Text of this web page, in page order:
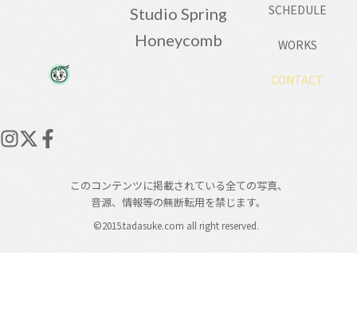
Studio Spring
Honeycomb
SCHEDULE
WORKS
CONTACT
このコンテンツに掲載されている全ての写真、
音源、情報等の無断転用を禁じます。
©2015.tadasuke.com all right reserved.